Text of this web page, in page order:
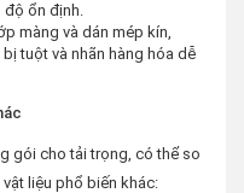
độ ổn định.
màng và dán mép kín,
tuột và nhãn hàng hóa dễ
gói cho tải trọng, có thể so
liệu phổ biến khác: